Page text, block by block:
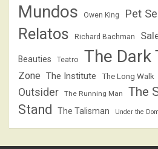
Mundos
Owen King Pet
Relatos Richard Bachman
Beauties Teatro The Dark
Zone The Institute The Long Walk
Outsider
The Running Man The
Stand
The Talisman Under the